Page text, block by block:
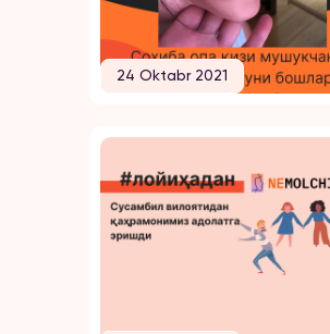
24 Oktabr 2021